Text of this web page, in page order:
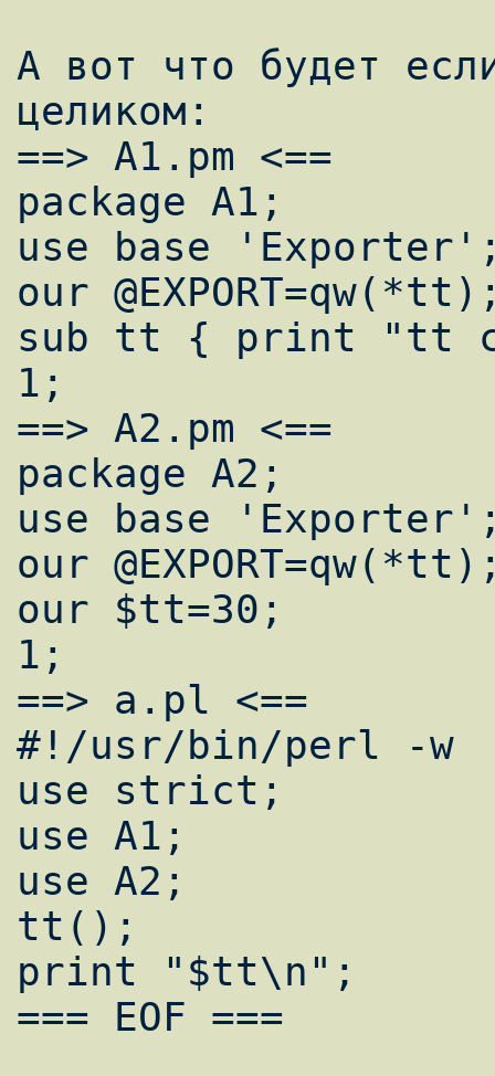
А вот что будет
целиком:
==> A1.pm <==
package A1;
use base
our
sub tt { print "tt
1;
==> A2.pm <==
package A2;
use base
our
our $tt=30;
1;
==> a.pl <==
#!/usr/bin/perl -w
use strict;
use A1;
use A2;
tt();
print "$tt\n";
=== EOF ===